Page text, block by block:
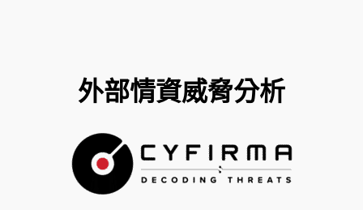
外部情資威脅分析